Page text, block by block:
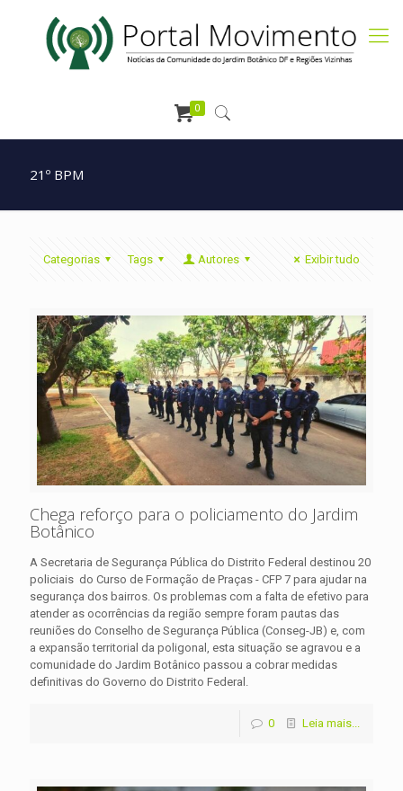
0
21º BPM
Categorias Tags Autores Exibir tudo
Chega reforço para o policiamento do Jardim
Botânico
A Secretaria de Segurança Pública do Distrito Federal destinou 20
policiais do Curso de Formação de Praças - CFP 7 para ajudar na
segurança dos bairros. Os problemas com a falta de efetivo para
atender as ocorrências da região sempre foram pautas das
reuniões do Conselho de Segurança Pública (Conseg-JB) e, com
a expansão territorial da poligonal, esta situação se agravou e a
comunidade do Jardim Botânico passou a cobrar medidas
definitivas do Governo do Distrito Federal.
0 Leia mais...